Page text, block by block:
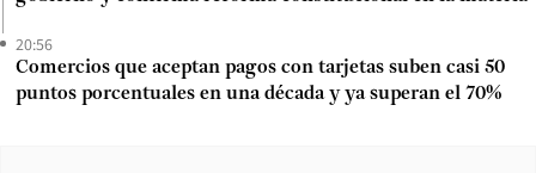
20:56
Comercios que aceptan pagos con tarjetas suben casi 50
puntos porcentuales en una década y ya superan el 70%